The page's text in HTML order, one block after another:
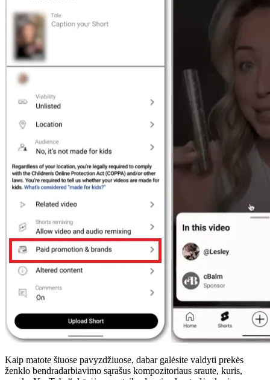
Kaip matote šiuose pavyzdžiuose, dabar galėsite valdyti prekės
ženklo bendradarbiavimo sąrašus kompozitoriaus sraute, kuris,